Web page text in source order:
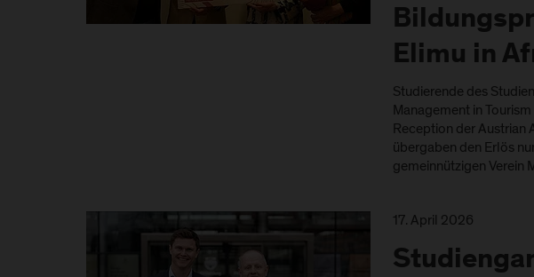
Elimu in
Studierende des
Management in
Reception der Austrian
übergaben den Erlös
gemeinnützigen Verein
17. April 2026